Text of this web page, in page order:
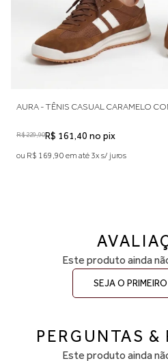
OFF WHITE
26% 0FF
AURA -
Este produto ainda
SEJA O
PERGUNTAS &
Este produto ainda